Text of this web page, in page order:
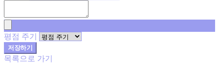
평점 주기
저장하기
목록으로 가기